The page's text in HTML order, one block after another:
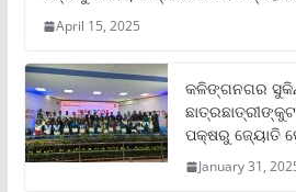
April 15, 2025
କଳିଙ୍ଗନଗର
ପକ୍ଷରୁ ଜ୍ୟୋତି
January 31,